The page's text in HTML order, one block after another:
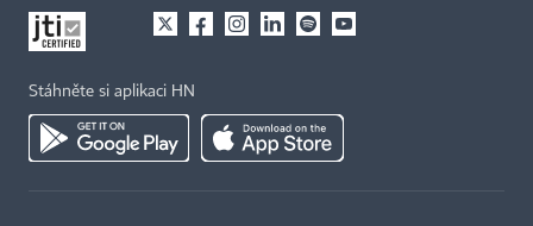
Stáhněte si aplikaci HN